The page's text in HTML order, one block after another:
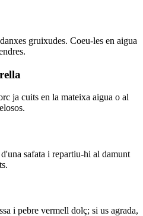
gruixudes. Coeu-les en aigua
ja cuits en la mateixa aigua o al
safata i repartiu-hi al damunt
i pebre vermell dolç; si us agrada,